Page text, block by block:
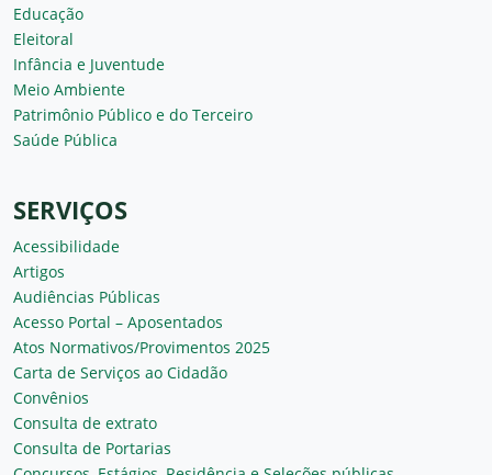
Educação
Eleitoral
Infância e Juventude
Meio Ambiente
Patrimônio Público e do Terceiro
Saúde Pública
SERVIÇOS
Acessibilidade
Artigos
Audiências Públicas
Acesso Portal – Aposentados
Atos Normativos/Provimentos 2025
Carta de Serviços ao Cidadão
Convênios
Consulta de extrato
Consulta de Portarias